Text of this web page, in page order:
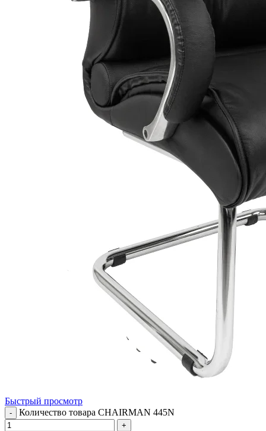
Быстрый просмотр
- Количество товара CHAIRMAN 445N
+